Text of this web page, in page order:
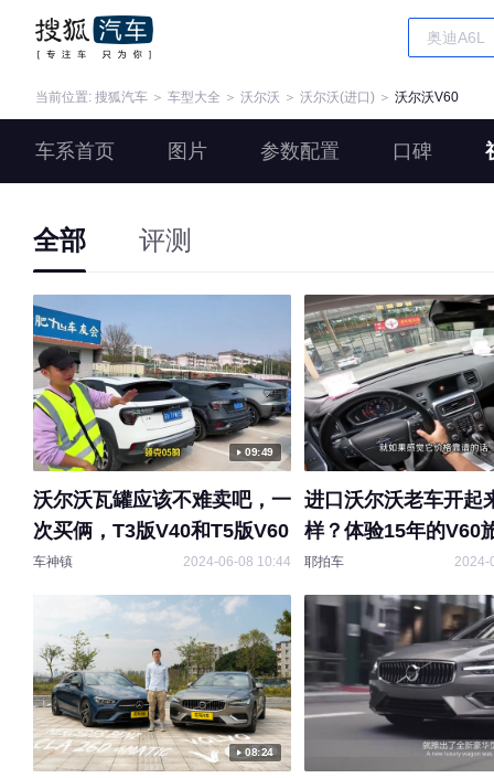
当前位置: 搜狐汽车 ＞ 车型大全 ＞ 沃尔沃 ＞ 沃尔沃(进口) ＞ 沃尔沃V60
车系首页 图片 参数配置 口碑
全部 评测
09:49
沃尔沃瓦罐应该不难卖吧，一
次买俩，T3版V40和T5版V60
车神镇 2024-06-08 10:44
进口沃尔沃老车开起
样？体验15年的V60
耶拍车 2024-
08:24